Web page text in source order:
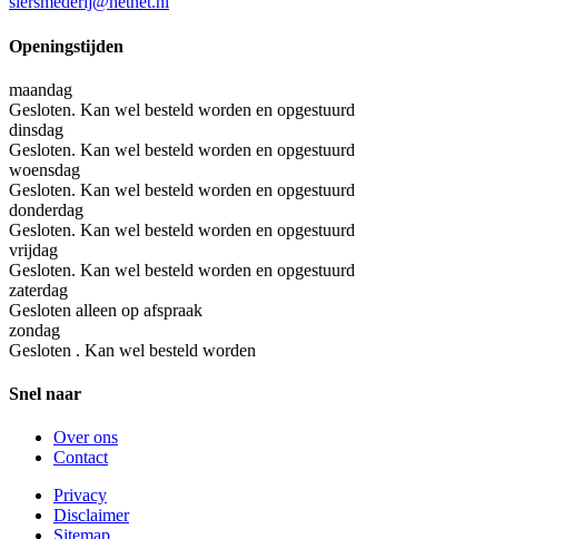
Openingstijden
maandag
Gesloten. Kan wel besteld worden en opgestuurd
dinsdag
Gesloten. Kan wel besteld worden en opgestuurd
woensdag
Gesloten. Kan wel besteld worden en opgestuurd
donderdag
Gesloten. Kan wel besteld worden en opgestuurd
vrijdag
Gesloten. Kan wel besteld worden en opgestuurd
zaterdag
Gesloten alleen op afspraak
zondag
Gesloten . Kan wel besteld worden
Snel naar
Over ons
Contact
Privacy
Disclaimer